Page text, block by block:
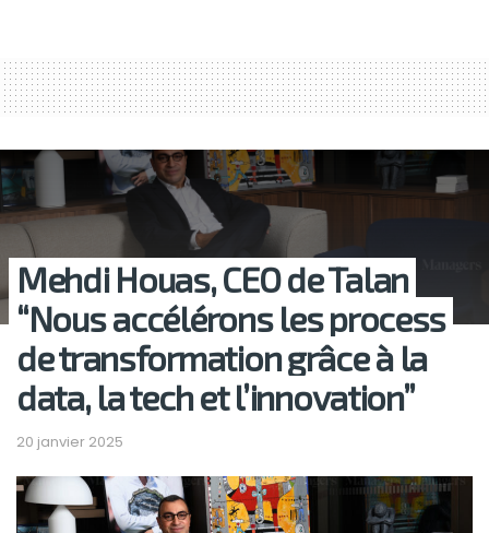
Mehdi Houas, CEO de Talan
“Nous accélérons les process
de transformation grâce à la
data, la tech et l’innovation”
20 janvier 2025